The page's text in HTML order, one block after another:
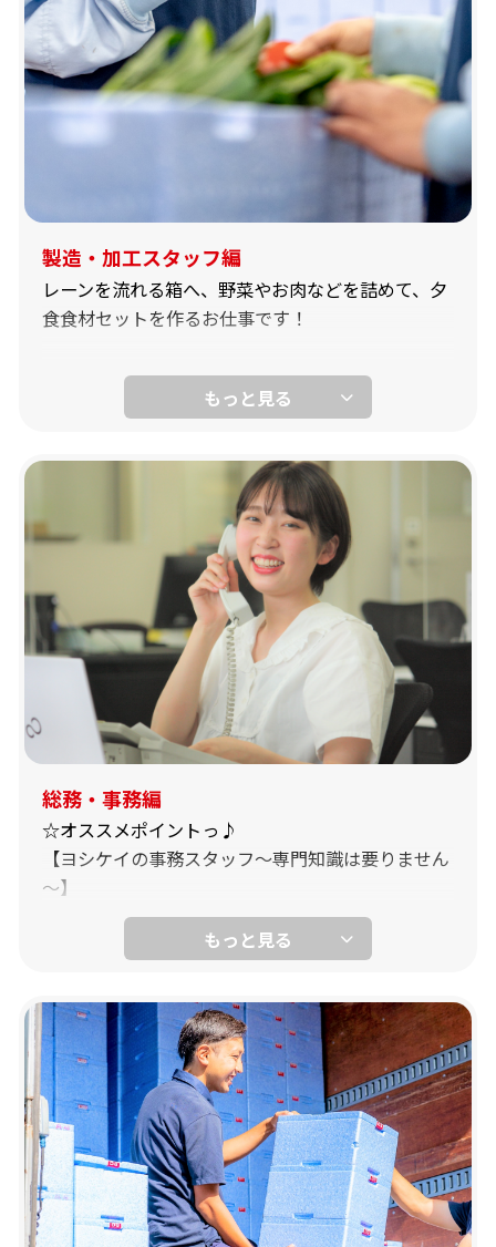
製造・加工スタッフ編
レーンを流れる箱へ、野菜やお肉などを詰めて、夕
食食材セットを作るお仕事です！
6：00～8：00
レーンの上流から次々と流れてくる箱に、自分が担
いますので、前の人の食材が、過不足なくきちんと
入っている事も同時に確認します。
すぐに覚えられるシンプル作業で、大学生から主婦
（夫）さんまで、20代・30代・40代・50代と幅広
い層のスタッフさんが活躍中です！
9：00～13：00
出荷作業終了後、作業場内の10分間一斉清掃から始
まります。その後は、カット野菜班・その他の野菜
カット野菜班は「ざく切り」や「短冊切り」など指
定された切り方にカット・洗浄された野菜を指定の
グラム数に計量し、包装機で袋詰めします。
その他野菜班は、白菜や大根などの大きな野菜を決
ていきます。
総務・事務編
☆オススメポイントっ♪
【ヨシケイの事務スタッフ～専門知識は要りません
～】
-電話・メール・来客の対応-
窓口としての対応であり、スマイルスタッフ、メー
カー様、そしてお客様から等々。専門知識が必要な
内容は担当部署へ取り次げばOKです。1件1件の応
対がすべて経験です、事例ごとに丁寧にレクチャー
しますので笑顔と丁寧な応対を心掛けて頂ければ大
丈夫です。
-お客様データ入力-